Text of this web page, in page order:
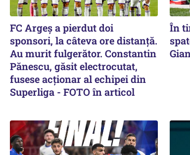
FC Argeș a pierdut doi
sponsori, la câteva ore distanță.
Au murit fulgerător. Constantin
Pănescu, găsit electrocutat,
fusese acționar al echipei din
Superliga - FOTO în articol
În